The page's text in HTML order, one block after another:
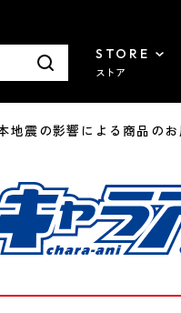
STORE
ストア
震の影響による商品のお